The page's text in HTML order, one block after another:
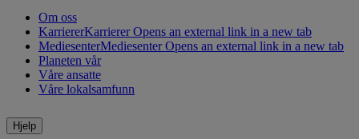
Om oss
KarriererKarrierer Opens an external link in a new tab
MediesenterMediesenter Opens an external link in a new tab
Planeten vår
Våre ansatte
Våre lokalsamfunn
Hjelp